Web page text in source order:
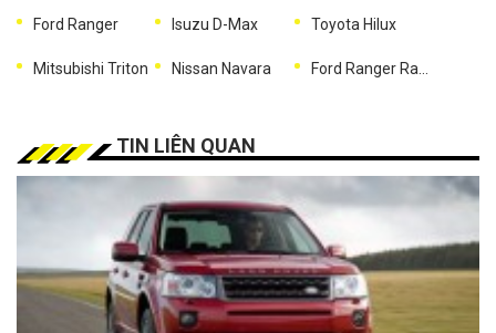
Ford Ranger Isuzu D-Max Toyota Hilux
Mitsubishi Triton Nissan Navara
TIN LIÊN QUAN